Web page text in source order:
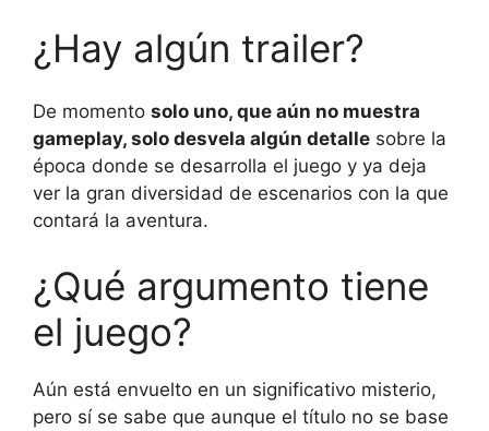
¿Hay algún trailer?
De momento solo uno, que aún no muestra
gameplay, solo desvela algún detalle sobre la
época donde se desarrolla el juego y ya deja
ver la gran diversidad de escenarios con la que
contará la aventura.
¿Qué argumento tiene
el juego?
Aún está envuelto en un significativo misterio,
pero sí se sabe que aunque el título no se base